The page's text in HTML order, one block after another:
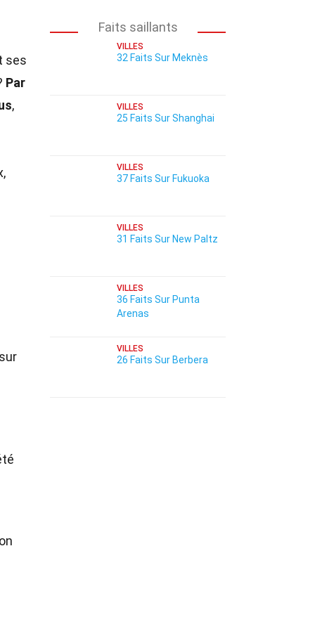
ses
Par
,
Faits saillants
VILLES
32 Faits Sur Meknès
VILLES
25 Faits Sur Shanghai
VILLES
37 Faits Sur Fukuoka
VILLES
31 Faits Sur New Paltz
VILLES
36 Faits Sur Punta
Arenas
VILLES
26 Faits Sur Berbera